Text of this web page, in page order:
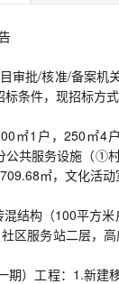
批/核准/备案机
条件，现招标方式
㎡1户，250㎡
公共服务设施（
㎡，文化活
结构（100平方
服务站二层，
期）工程：1.新